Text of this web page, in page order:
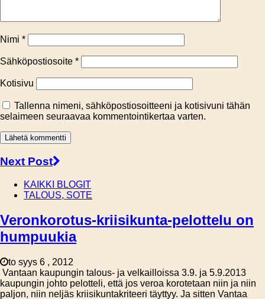
Nimi *
Sähköpostiosoite *
Kotisivu
Tallenna nimeni, sähköpostiosoitteeni ja kotisivuni tähän
selaimeen seuraavaa kommentointikertaa varten.
Next Post
KAIKKI BLOGIT
TALOUS, SOTE
Veronkorotus-kriisikunta-pelottelu on
humpuukia
to syys 6 , 2012
Vantaan kaupungin talous- ja velkailloissa 3.9. ja 5.9.2013
kaupungin johto pelotteli, että jos veroa korotetaan niin ja niin
paljon, niin neljäs kriisikuntakriteeri täyttyy. Ja sitten Vantaa